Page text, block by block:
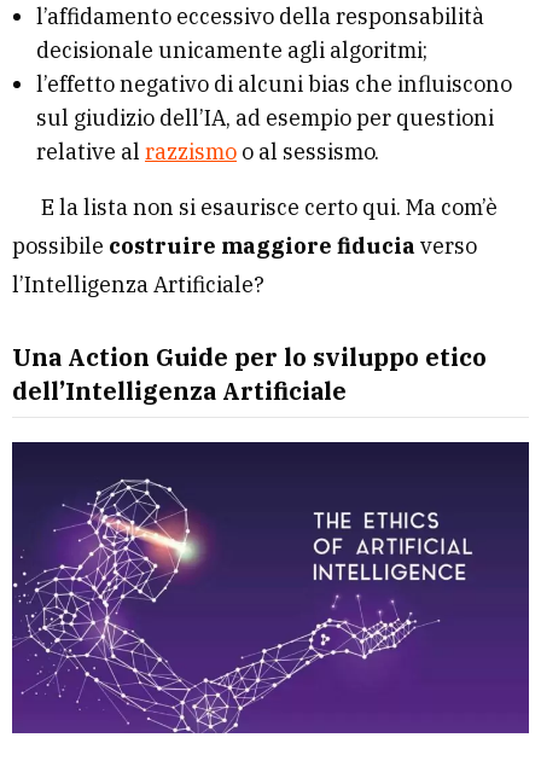
l’affidamento eccessivo della responsabilità
decisionale unicamente agli algoritmi;
l’effetto negativo di alcuni bias che influiscono
sul giudizio dell’IA, ad esempio per questioni
relative al razzismo o al sessismo.
E la lista non si esaurisce certo qui. Ma com’è
possibile costruire maggiore fiducia verso
l’Intelligenza Artificiale?
Una Action Guide per lo sviluppo etico
dell’Intelligenza Artificiale